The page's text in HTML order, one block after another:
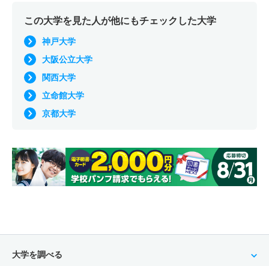
この大学を見た人が他にもチェックした大学
神戸大学
大阪公立大学
関西大学
立命館大学
京都大学
大学を調べる